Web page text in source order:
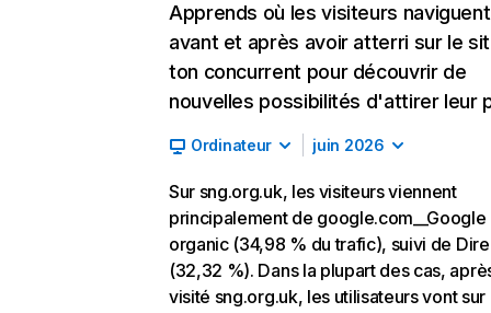
Apprends où les visiteurs naviguent
avant et après avoir atterri sur le
ton concurrent pour découvrir de
nouvelles possibilités d'attirer leur
Ordinateur juin 2026
Sur sng.org.uk, les visiteurs viennent
principalement de google.com__Google
organic (34,98 % du trafic), suivi de
(32,32 %). Dans la plupart des cas,
visité sng.org.uk, les utilisateurs vont sur